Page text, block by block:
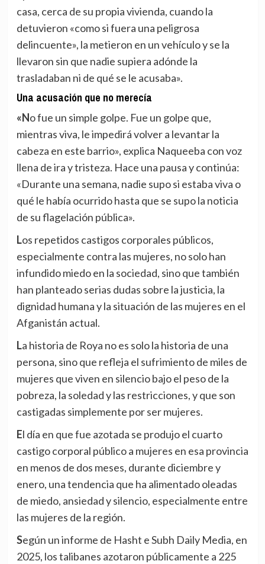
casa, cerca de su propia vivienda, cuando la
detuvieron «como si fuera una peligrosa
delincuente», la metieron en un vehículo y se la
llevaron sin que nadie supiera adónde la
trasladaban ni de qué se le acusaba».
Una acusación que no merecía
«No fue un simple golpe. Fue un golpe que,
mientras viva, le impedirá volver a levantar la
cabeza en este barrio», explica Naqueeba con voz
llena de ira y tristeza. Hace una pausa y continúa:
«Durante una semana, nadie supo si estaba viva o
qué le había ocurrido hasta que se supo la noticia
de su flagelación pública».
Los repetidos castigos corporales públicos,
especialmente contra las mujeres, no solo han
infundido miedo en la sociedad, sino que también
han planteado serias dudas sobre la justicia, la
dignidad humana y la situación de las mujeres en el
Afganistán actual.
La historia de Roya no es solo la historia de una
persona, sino que refleja el sufrimiento de miles de
mujeres que viven en silencio bajo el peso de la
pobreza, la soledad y las restricciones, y que son
castigadas simplemente por ser mujeres.
El día en que fue azotada se produjo el cuarto
castigo corporal público a mujeres en esa provincia
en menos de dos meses, durante diciembre y
enero, una tendencia que ha alimentado oleadas
de miedo, ansiedad y silencio, especialmente entre
las mujeres de la región.
Según un informe de Hasht e Subh Daily Media, en
2025, los talibanes azotaron públicamente a 225